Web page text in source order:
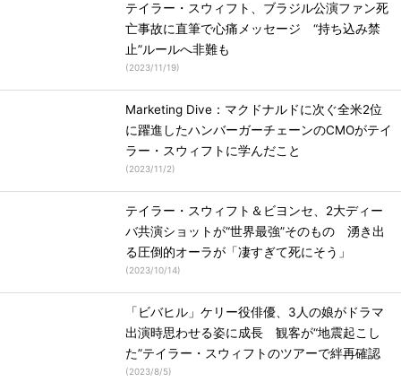
テイラー・スウィフト、ブラジル公演ファン死
亡事故に直筆で心痛メッセージ “持ち込み禁
止”ルールへ非難も
(2023/11/19)
Marketing Dive：マクドナルドに次ぐ全米2位
に躍進したハンバーガーチェーンのCMOがテイ
ラー・スウィフトに学んだこと
(2023/11/2)
テイラー・スウィフト＆ビヨンセ、2大ディー
バ共演ショットが“世界最強”そのもの 湧き出
る圧倒的オーラが「凄すぎて死にそう」
(2023/10/14)
「ビバヒル」ケリー役俳優、3人の娘がドラマ
出演時思わせる姿に成長 観客が“地震起こし
た”テイラー・スウィフトのツアーで絆再確認
(2023/8/5)